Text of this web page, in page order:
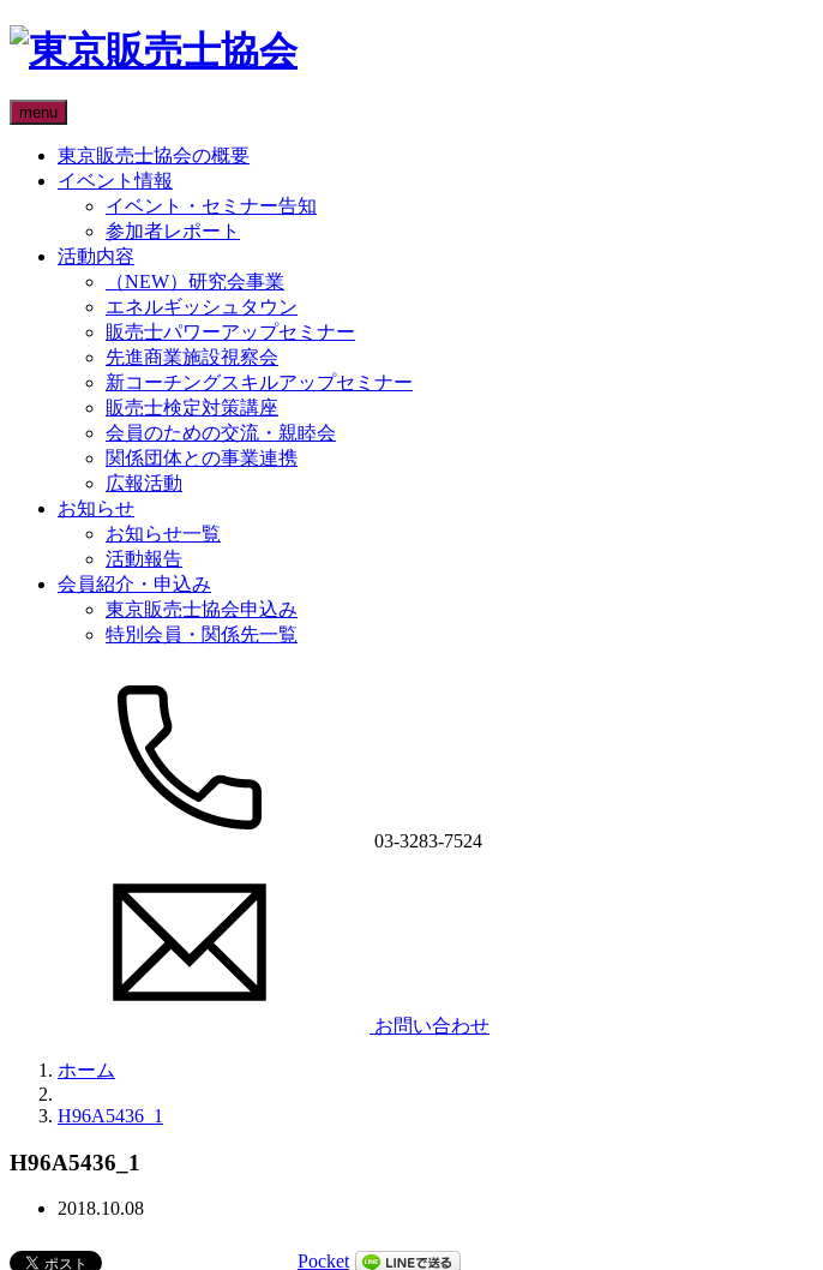
menu
東京販売士協会の概要
イベント情報
イベント・セミナー告知
参加者レポート
活動内容
（NEW）研究会事業
エネルギッシュタウン
販売士パワーアップセミナー
先進商業施設視察会
新コーチングスキルアップセミナー
販売士検定対策講座
会員のための交流・親睦会
関係団体との事業連携
広報活動
お知らせ
お知らせ一覧
活動報告
会員紹介・申込み
東京販売士協会申込み
特別会員・関係先一覧
03-3283-7524
お問い合わせ
ホーム
H96A5436_1
H96A5436_1
2018.10.08
Pocket